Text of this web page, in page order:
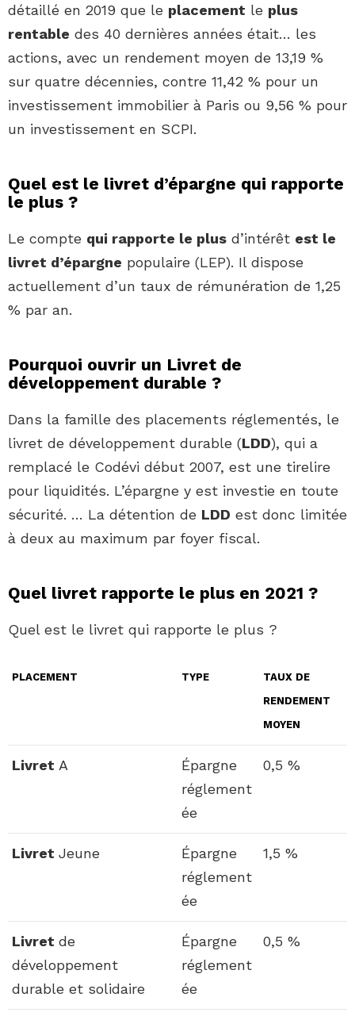
détaillé en 2019 que le placement le plus
rentable des 40 dernières années était… les
actions, avec un rendement moyen de 13,19 %
sur quatre décennies, contre 11,42 % pour un
investissement immobilier à Paris ou 9,56 % pour
un investissement en SCPI.
Quel est le livret d’épargne qui rapporte
le plus ?
Le compte qui rapporte le plus d’intérêt est le
livret d’épargne populaire (LEP). Il dispose
actuellement d’un taux de rémunération de 1,25
% par an.
Pourquoi ouvrir un Livret de
développement durable ?
Dans la famille des placements réglementés, le
livret de développement durable (LDD), qui a
remplacé le Codévi début 2007, est une tirelire
pour liquidités. L’épargne y est investie en toute
sécurité. … La détention de LDD est donc limitée
à deux au maximum par foyer fiscal.
Quel livret rapporte le plus en 2021 ?
Quel est le livret qui rapporte le plus ?
PLACEMENT TYPE
TAUX DE
RENDEMENT
MOYEN
Livret A
Épargne
réglement
ée
0,5 %
Livret Jeune
Épargne
réglement
ée
1,5 %
Livret de
développement
durable et solidaire
Épargne
réglement
ée
0,5 %